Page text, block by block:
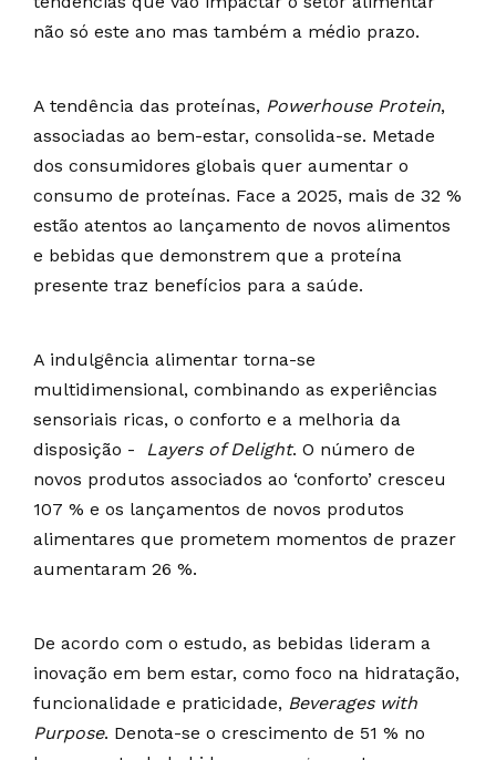
não só este ano mas também a médio prazo.
A tendência das proteínas, Powerhouse Protein,
associadas ao bem-estar, consolida-se. Metade
dos consumidores globais quer aumentar o
consumo de proteínas. Face a 2025, mais de 32 %
estão atentos ao lançamento de novos alimentos
e bebidas que demonstrem que a proteína
presente traz benefícios para a saúde.
A indulgência alimentar torna-se
multidimensional, combinando as experiências
sensoriais ricas, o conforto e a melhoria da
disposição - Layers of Delight. O número de
novos produtos associados ao ‘conforto’ cresceu
107 % e os lançamentos de novos produtos
alimentares que prometem momentos de prazer
aumentaram 26 %.
De acordo com o estudo, as bebidas lideram a
inovação em bem estar, como foco na hidratação,
funcionalidade e praticidade, Beverages with
Purpose. Denota-se o crescimento de 51 % no